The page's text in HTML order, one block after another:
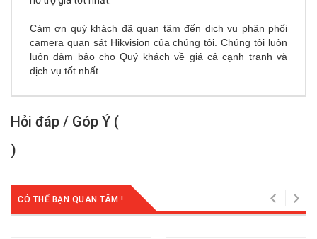
Cảm ơn quý khách đã quan tâm đến dịch vụ phân phối
camera quan sát Hikvision của chúng tôi. Chúng tôi luôn
luôn đảm bảo cho Quý khách về giá cả cạnh tranh và
dịch vụ tốt nhất.
Hỏi đáp / Góp Ý (
)
CÓ THỂ BẠN QUAN TÂM !